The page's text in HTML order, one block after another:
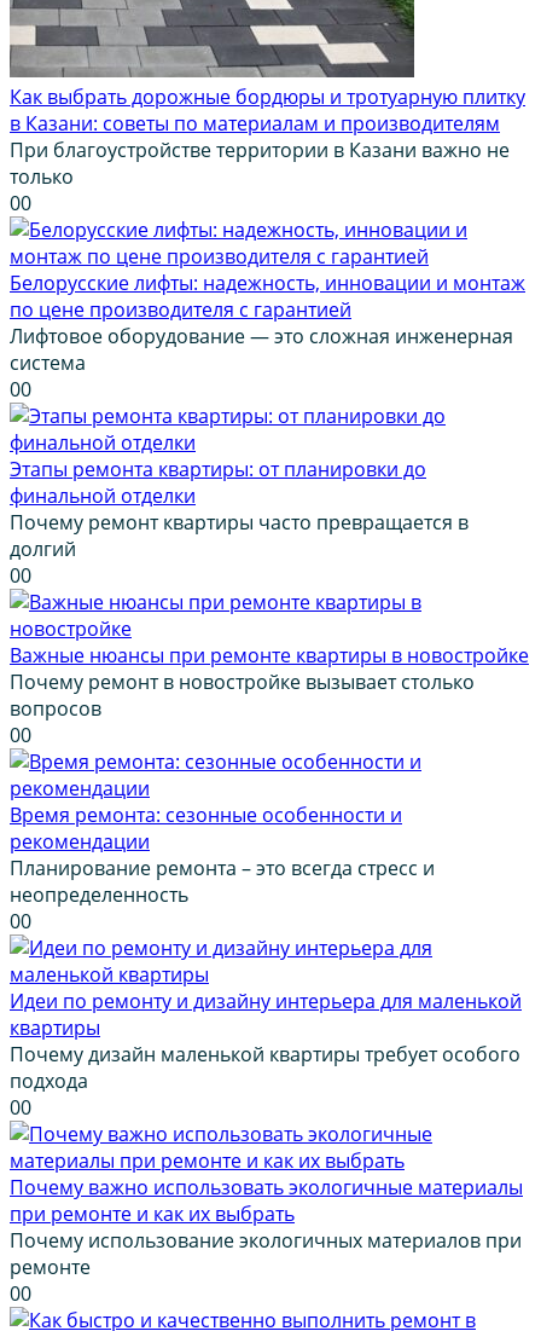
Как выбрать дорожные бордюры и тротуарную плитку
в Казани: советы по материалам и производителям
При благоустройстве территории в Казани важно не
только
00
Белорусские лифты: надежность, инновации и монтаж
по цене производителя с гарантией
Лифтовое оборудование — это сложная инженерная
система
00
Этапы ремонта квартиры: от планировки до
финальной отделки
Почему ремонт квартиры часто превращается в
долгий
00
Важные нюансы при ремонте квартиры в новостройке
Почему ремонт в новостройке вызывает столько
вопросов
00
Время ремонта: сезонные особенности и
рекомендации
Планирование ремонта – это всегда стресс и
неопределенность
00
Идеи по ремонту и дизайну интерьера для маленькой
квартиры
Почему дизайн маленькой квартиры требует особого
подхода
00
Почему важно использовать экологичные материалы
при ремонте и как их выбрать
Почему использование экологичных материалов при
ремонте
00